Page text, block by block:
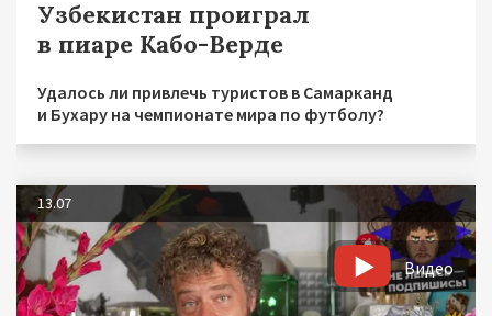
Узбекистан проиграл
в пиаре Кабо-Верде
Удалось ли привлечь туристов в Самарканд
и Бухару на чемпионате мира по футболу?
13.07
Видео